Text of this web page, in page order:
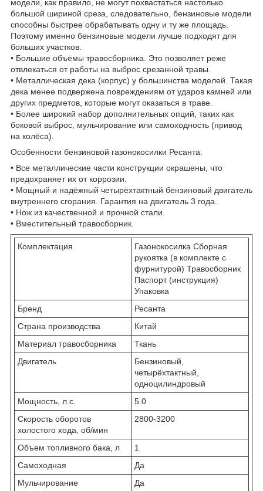
модели, как правило, не могут похвастаться настолько
большой шириной среза, следовательно, бензиновые модели
способны быстрее обрабатывать одну и ту же площадь.
Поэтому именно бензиновые модели лучше подходят для
больших участков.
• Большие объёмы травосборника. Это позволяет реже
отвлекаться от работы на выброс срезанной травы.
• Металлическая дека (корпус) у большинства моделей. Такая
дека менее подвержена повреждениям от ударов камней или
других предметов, которые могут оказаться в траве.
• Более широкий набор дополнительных опций, таких как
боковой выброс, мульчирование или самоходность (привод
на колёса).
Особенности бензиновой газонокосилки Ресанта:
• Все металлические части конструкции окрашены, что
предохраняет их от коррозии.
• Мощный и надёжный четырёхтактный бензиновый двигатель
внутреннего сгорания. Гарантия на двигатель 3 года.
• Нож из качественной и прочной стали.
• Вместительный травосборник.
Комплектация
Газонокосилка Сборная
рукоятка (в комплекте с
фурнитурой) Травосборник
Паспорт (инструкция)
Упаковка
Бренд
Ресанта
Страна производства
Китай
Материал травосборника
Ткань
Двигатель
Бензиновый,
четырёхтактный,
одноцилиндровый
Мощность, л.с.
5.0
Скорость оборотов
холостого хода, об/мин
2800-3200
Объем топливного бака, л
1
Самоходная
Да
Мульчирование
Да